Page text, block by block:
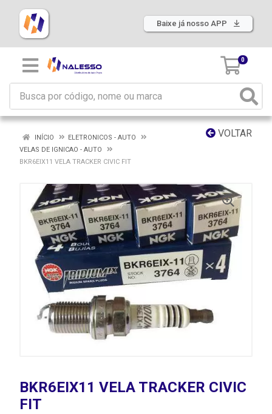
Baixe já nosso APP
0
VOLTAR
INÍCIO
ELETRONICOS - AUTO
VELAS DE IGNICAO - AUTO
BKR6EIX11 VELA TRACKER CIVIC FIT
BKR6EIX11 VELA TRACKER CIVIC
FIT